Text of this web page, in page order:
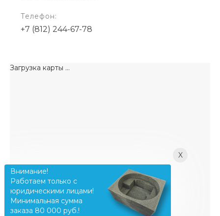
Телефон:
+7 (812) 244-67-78
Загрузка карты ...
X
Внимание!
Работаем только с
юридическими лицами!
Минимальная сумма
заказа 80 000 руб.!